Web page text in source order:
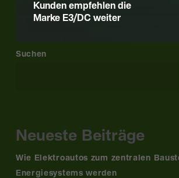
Kunden empfehlen die
Marke E3/DC weiter
Suchen
Neueste Beiträge
Wie Elektroautos zum zentralen
Energiesystems werden